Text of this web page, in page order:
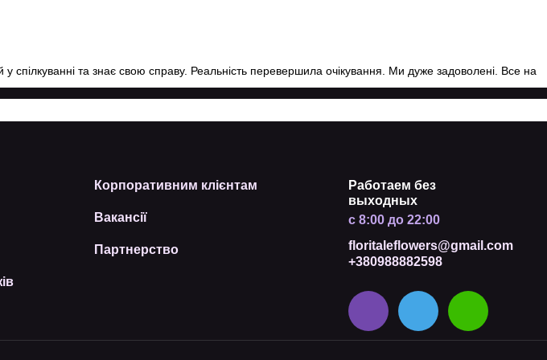
та знає свою справу. Реальність перевершила очікування. Ми дуже задоволені. Все на
Корпоративним клієнтам
Вакансії
Партнерство
Работаем без
выходных
с 8:00 до 22:00
floritaleflowers@gmail.com
+380988882598